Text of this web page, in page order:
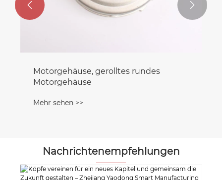
Motorgehäuse, gerolltes rundes
Motorgehäuse
Mehr sehen >>
 
Nachrichtenempfehlungen